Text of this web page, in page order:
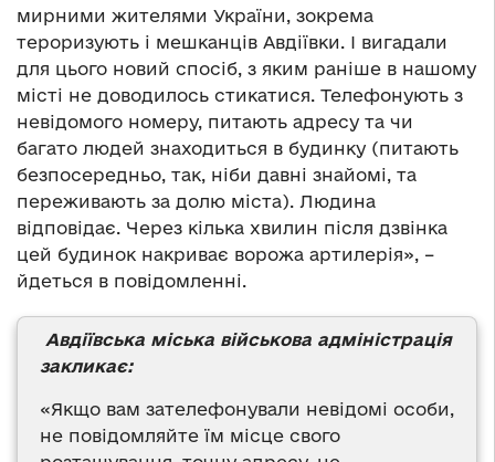
мирними жителями України, зокрема
тероризують і мешканців Авдіївки. І вигадали
для цього новий спосіб, з яким раніше в нашому
місті не доводилось стикатися. Телефонують з
невідомого номеру, питають адресу та чи
багато людей знаходиться в будинку (питають
безпосередньо, так, ніби давні знайомі, та
переживають за долю міста). Людина
відповідає. Через кілька хвилин після дзвінка
цей будинок накриває ворожа артилерія», –
йдеться в повідомленні.
Авдіївська міська військова адміністрація
закликає:
«Якщо вам зателефонували невідомі особи,
не повідомляйте їм місце свого